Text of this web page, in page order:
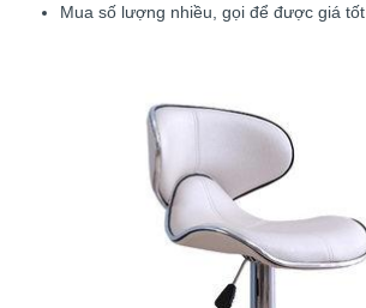
Mua số lượng nhiều, gọi để được giá tốt.